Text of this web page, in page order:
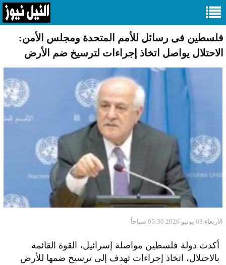
فلسطين فى رسائل للأمم المتحدة ومجلس الأمن:
الاحتلال يواصل اتخاذ إجراءات لترسيخ ضم الأرض
الأربعاء 03 يونيو 2026 05:30 صباحاً
أكدت دولة فلسطين مواصلة إسرائيل، القوة القائمة
بالاحتلال، اتخاذ إجراءات تهدف إلى ترسيخ ضمها للأرض